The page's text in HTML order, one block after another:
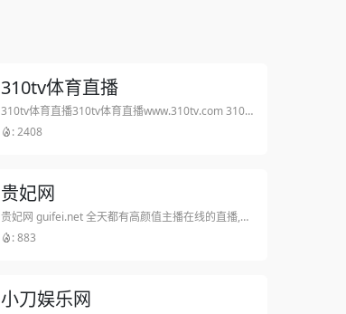
310tv体育直播
310tv体育直播310tv体育直播www.310tv.com 310直播是一个提供各种体育比赛实况转播和相关内容的免费在线平台,带给大家在线足球直播,免费英超直播,西甲直播,法甲直播,NBA直播等各种体育直播。
: 2408
贵妃网
贵妃网 guifei.net 全天都有高颜值主播在线的直播,随时随地都可以互动交友。贵妃网guifei.com 以直播为载体,告诉你原来交友还可以这么玩! 汇聚中外大咖、最in网红、草根偶像、明星艺人
: 883
小刀娱乐网